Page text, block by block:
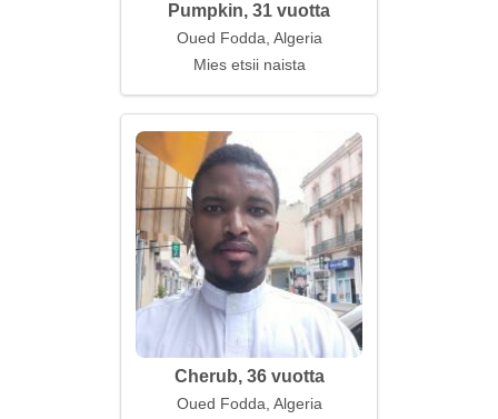
Pumpkin, 31 vuotta
Oued Fodda, Algeria
Mies etsii naista
Cherub, 36 vuotta
Oued Fodda, Algeria